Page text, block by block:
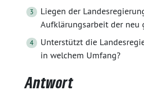
Liegen der
Aufklärungsarbeit der neu
Unterstützt die
in welchem Umfang?
Antwort